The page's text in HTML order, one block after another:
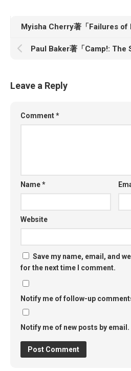
Leave a Reply
Comment*
Name*
Website
Save my name, email, and
for the next time I comment.
Notify me of follow-up
Notify me of new posts by email.